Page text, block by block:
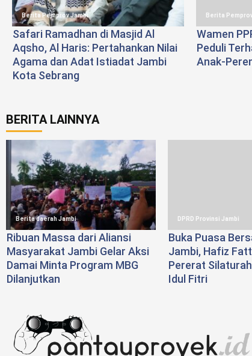
Berita Pemprov Jambi
Safari Ramadhan di Masjid Al
Aqsho, Al Haris: Pertahankan Nilai
Agama dan Adat Istiadat Jambi
Kota Sebrang
Berita
Wamen
Peduli
Anak-
BERITA LAINNYA
Berita daerah Jambi
Ribuan Massa dari Aliansi
Masyarakat Jambi Gelar Aksi
Damai Minta Program MBG
Dilanjutkan
DPRD Provinsi Jambi
Buka Puasa
Jambi, Hafiz
Pererat
Idul Fitri